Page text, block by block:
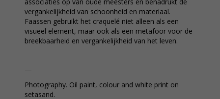
vergankelijkheid van schoonheid en materiaal.
Faassen gebruikt het craquelé niet alleen als een
visueel element, maar ook als een metafoor voor de
breekbaarheid en vergankelijkheid van het leven.
—
Photography. Oil paint, colour and white print on
setasand.